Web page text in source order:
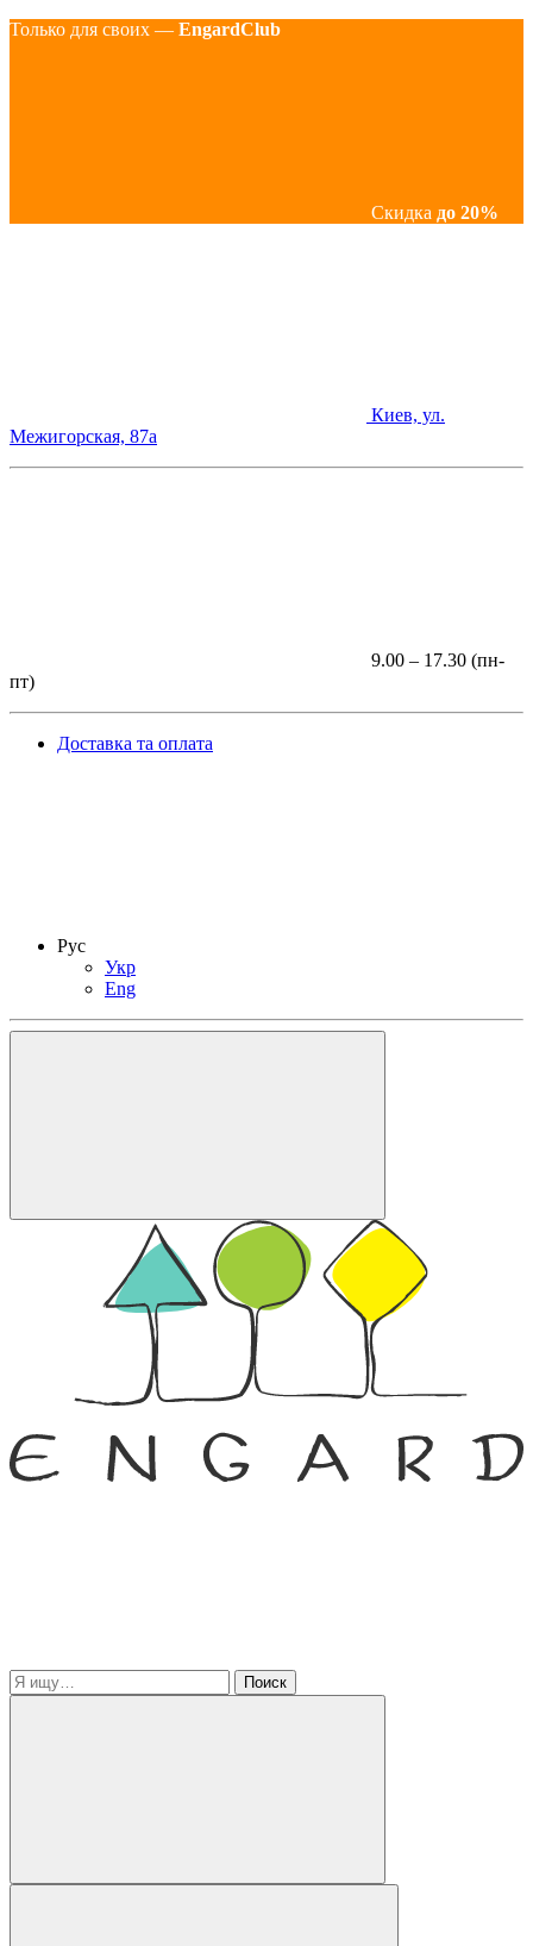
Только для своих — EngardClub
Скидка до 20%
Киев, ул.
Межигорская, 87а
9.00 – 17.30 (пн-
пт)
Доставка та оплата
Рус
Укр
Eng
Поиск